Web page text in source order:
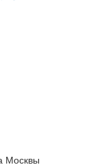
Москвы